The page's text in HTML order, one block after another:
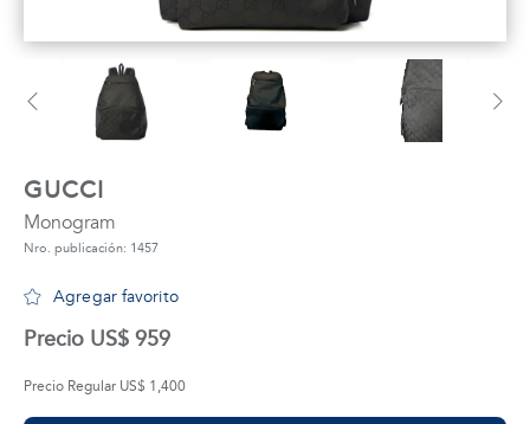
GUCCI
Monogram
Nro. publicación: 1457
Agregar favorito
Precio US$ 959
Precio Regular US$ 1,400